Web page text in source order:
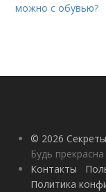
можно с обувью?
© 2026
Будь
Контакты
Политика